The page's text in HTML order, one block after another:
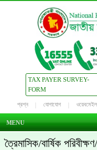
TAX PAYER SURVEY-
FORM
প্রশ্ন যোগাযোগ ওয়েবমেইল
MENU
ত্রৈমাসিক/বার্ষিক